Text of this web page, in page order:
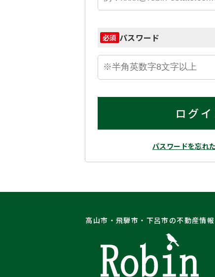
必須 パスワード
ログイ
パスワードを忘れ
高山市・飛騨市・下呂市の不動産情報